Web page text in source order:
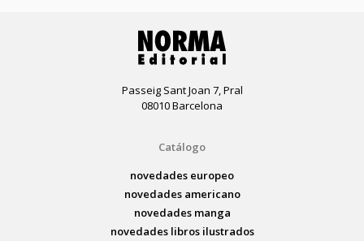
Passeig Sant Joan 7, Pral
08010 Barcelona
Catálogo
novedades europeo
novedades americano
novedades manga
novedades libros ilustrados